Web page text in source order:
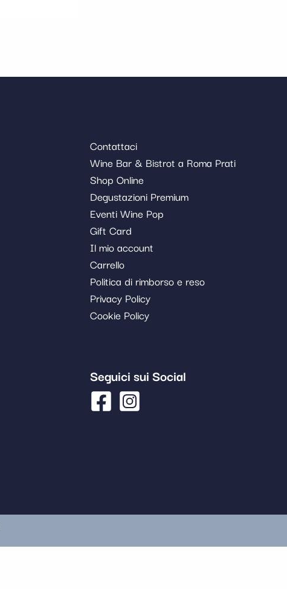
Contattaci
Wine Bar & Bistrot a Roma Prati
Shop Online
Degustazioni Premium
Eventi Wine Pop
Gift Card
Il mio account
Carrello
Politica di rimborso e reso
Privacy Policy
Cookie Policy
Seguici sui Social